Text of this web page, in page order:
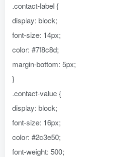
.contact-label {
display: block;
font-size: 14px;
color: #7f8c8d;
margin-bottom: 5px;
}
.contact-value {
display: block;
font-size: 16px;
color: #2c3e50;
font-weight: 500;